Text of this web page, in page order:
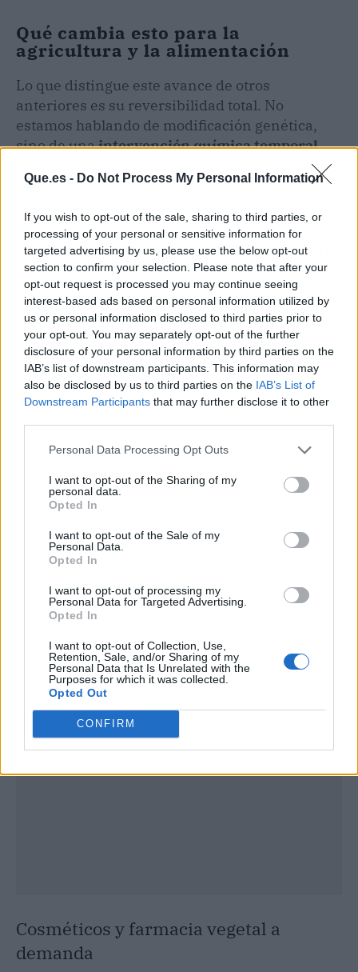
Que.es - Do Not Process My Personal Information
If you wish to opt-out of the sale, sharing to third parties, or
processing of your personal or sensitive information for
targeted advertising by us, please use the below opt-out
section to confirm your selection. Please note that after your
opt-out request is processed you may continue seeing
interest-based ads based on personal information utilized by
us or personal information disclosed to third parties prior to
your opt-out. You may separately opt-out of the further
disclosure of your personal information by third parties on the
IAB’s list of downstream participants. This information may
also be disclosed by us to third parties on the IAB’s List of
Downstream Participants that may further disclose it to other
Personal Data Processing Opt Outs
I want to opt-out of the Sharing of my
personal data.
Opted In
I want to opt-out of the Sale of my
Personal Data.
Opted In
I want to opt-out of processing my
Personal Data for Targeted Advertising.
Opted In
I want to opt-out of Collection, Use,
Retention, Sale, and/or Sharing of my
Personal Data that Is Unrelated with the
Purposes for which it was collected.
Opted Out
CONFIRM
Qué cambia esto para la
agricultura y la alimentación
Lo que distingue este avance de otros
anteriores es su reversibilidad total. No
estamos hablando de modificación genética,
sino de unaintervención química temporal
posibilidades radicalmente nuevas para la
Cultivos enriquecidos sin transgénicos
Las plantas tratadas con X57 podrían producir
más vitamina E, ácidos grasos esenciales o
proteínas en fases concretas de su ciclo de vida,
sin alterar su genoma. Para los agricultores,
esto podría traducirse en cultivos más
nutritivos con las mismas semillas de siempre.
Publicidad
Cosméticos y farmacia vegetal a
demanda